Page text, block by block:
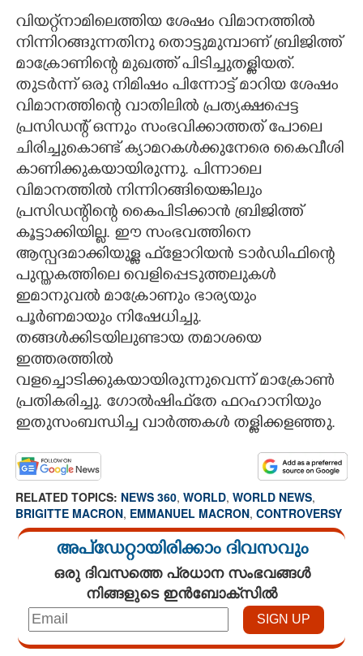
വിയറ്റ്നാമിലെത്തിയ ശേഷം വിമാനത്തിൽ
നിന്നിറങ്ങുന്നതിനു തൊട്ടുമുമ്പാണ് ബ്രിജിത്ത്
മാക്രോണിന്റെ മുഖത്ത് പിടിച്ചുതള്ളിയത്.
തുടർന്ന് ഒരു നിമിഷം പിന്നോട്ട് മാറിയ ശേഷം
വിമാനത്തിന്റെ വാതിലിൽ പ്രത്യക്ഷപ്പെട്ട
പ്രസിഡന്റ് ഒന്നും സംഭവിക്കാത്തത് പോലെ
ചിരിച്ചുകൊണ്ട് ക്യാമറകൾക്കുനേരെ കൈവീശി
കാണിക്കുകയായിരുന്നു. പിന്നാലെ
വിമാനത്തിൽ നിന്നിറങ്ങിയെങ്കിലും
പ്രസിഡന്റിന്റെ കൈപിടിക്കാൻ ബ്രിജിത്ത്
കൂട്ടാക്കിയില്ല. ഈ സംഭവത്തിനെ
ആസ്പദമാക്കിയുള്ള ഫ്‌ളോറിയൻ ടാർഡിഫിന്റെ
പുസ്തകത്തിലെ വെളിപ്പെടുത്തലുകൾ
ഇമാനുവൽ മാക്രോണും ഭാര്യയും
പൂർണമായും നിഷേധിച്ചു.
തങ്ങൾക്കിടയിലുണ്ടായ തമാശയെ
ഇത്തരത്തിൽ
വളച്ചൊടിക്കുകയായിരുന്നുവെന്ന് മാക്രോൺ
പ്രതികരിച്ചു. ഗോൽഷിഫ്‌തേ ഫറഹാനിയും
ഇതുസംബന്ധിച്ച വാർത്തകൾ തള്ളിക്കളഞ്ഞു.
RELATED TOPICS: NEWS 360, WORLD, WORLD NEWS,
BRIGITTE MACRON, EMMANUEL MACRON, CONTROVERSY
അപ്ഡേറ്റായിരിക്കാം ദിവസവും
ഒരു ദിവസത്തെ പ്രധാന സംഭവങ്ങൾ
നിങ്ങളുടെ ഇൻബോക്സിൽ